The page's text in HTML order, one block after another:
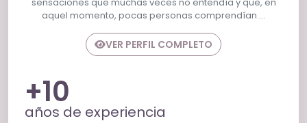
sensaciones que muchas veces no entendía y que, en
aquel momento, pocas personas comprendían.…
VER PERFIL COMPLETO
+10
años de experiencia